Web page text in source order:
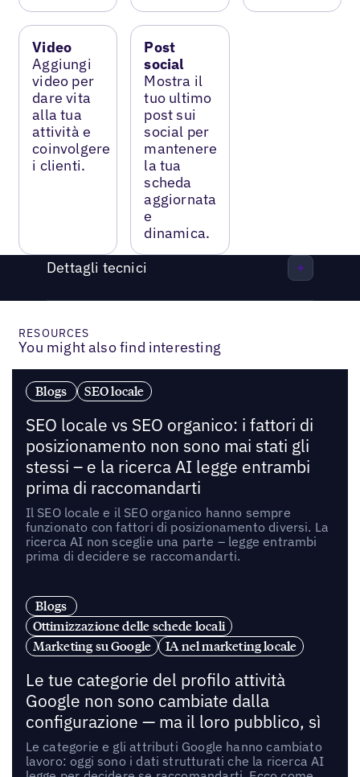
Video
Aggiungi
video per
dare vita
alla tua
attività e
coinvolgere
i clienti.
Post
social
Mostra il
tuo ultimo
post sui
social per
mantenere
la tua
scheda
aggiornata
e
dinamica.
Dettagli tecnici
RESOURCES
You might also find interesting
Blogs SEO locale
SEO locale vs SEO organico: i fattori di
posizionamento non sono mai stati gli
stessi – e la ricerca AI legge entrambi
prima di raccomandarti
Il SEO locale e il SEO organico hanno sempre
funzionato con fattori di posizionamento diversi. La
ricerca AI non sceglie una parte – legge entrambi
prima di decidere se raccomandarti.
Blogs
Ottimizzazione delle schede locali
Marketing su Google
IA nel marketing locale
Le tue categorie del profilo attività
Google non sono cambiate dalla
configurazione — ma il loro pubblico, sì
Le categorie e gli attributi Google hanno cambiato
lavoro: oggi sono i dati strutturati che la ricerca AI